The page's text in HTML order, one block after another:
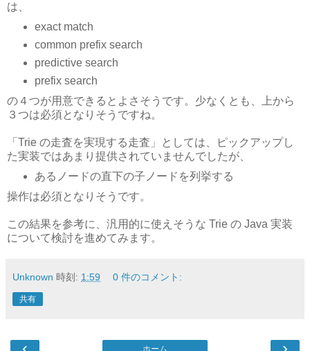
は、
exact match
common prefix search
predictive search
prefix search
の４つが用意できるとよさそうです。少なくとも、上から
３つは必須となりそうですね。
「Trie の走査を実現する走査」としては、ピックアップし
た実装ではあまり提供されていませんでしたが、
あるノードの直下の子ノードを列挙する
操作は必須となりそうです。
この結果を参考に、汎用的に使えそうな Trie の Java 実装
について検討を進めてみます。
Unknown 時刻: 1:59 0 件のコメント:
共有
ホーム